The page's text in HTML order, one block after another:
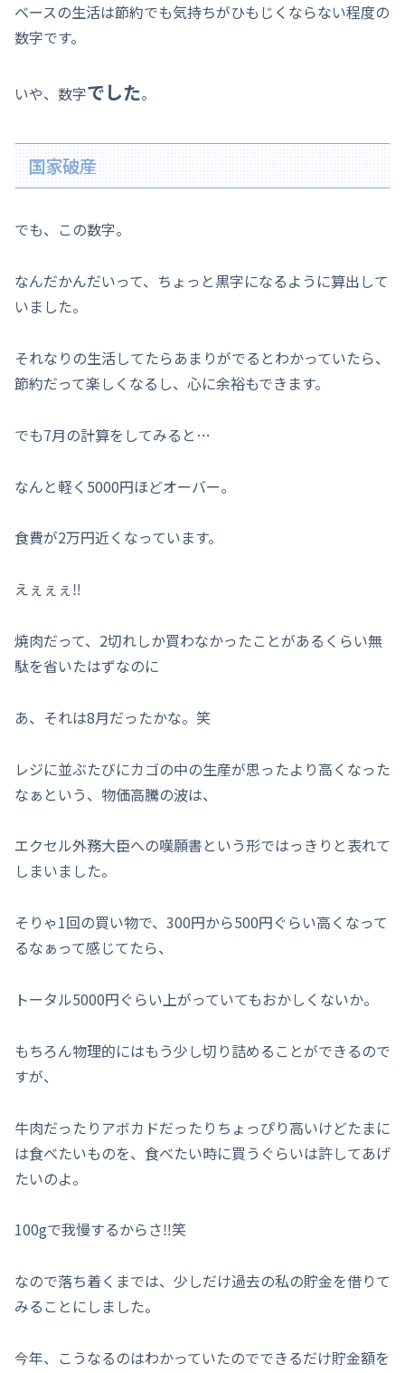
ベースの生活は節約でも気持ちがひもじくならない程度の
数字です。
いや、数字でした。
国家破産
でも、この数字。
なんだかんだいって、ちょっと黒字になるように算出して
いました。
それなりの生活してたらあまりがでるとわかっていたら、
節約だって楽しくなるし、心に余裕もできます。
でも7月の計算をしてみると…
なんと軽く5000円ほどオーバー。
食費が2万円近くなっています。
えぇぇぇ‼︎
焼肉だって、2切れしか買わなかったことがあるくらい無
駄を省いたはずなのに
あ、それは8月だったかな。笑
レジに並ぶたびにカゴの中の生産が思ったより高くなった
なぁという、物価高騰の波は、
エクセル外務大臣への嘆願書という形ではっきりと表れて
しまいました。
そりゃ1回の買い物で、300円から500円ぐらい高くなって
るなぁって感じてたら、
トータル5000円ぐらい上がっていてもおかしくないか。
もちろん物理的にはもう少し切り詰めることができるので
すが、
牛肉だったりアボカドだったりちょっぴり高いけどたまに
は食べたいものを、食べたい時に買うぐらいは許してあげ
たいのよ。
100gで我慢するからさ‼︎笑
なので落ち着くまでは、少しだけ過去の私の貯金を借りて
みることにしました。
今年、こうなるのはわかっていたのでできるだけ貯金額を